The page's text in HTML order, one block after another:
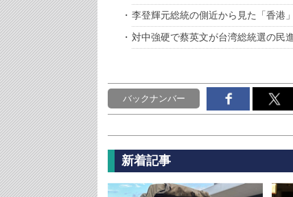
李登輝元総統の側近から見た「香港
対中強硬で蔡英文が台湾総統選の民
バックナンバー
新着記事